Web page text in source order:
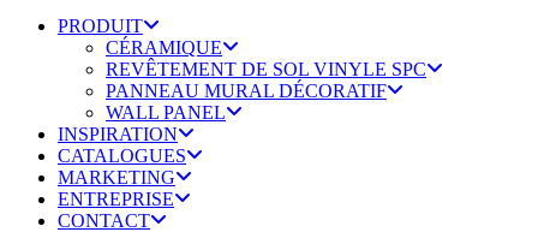
PRODUIT
CÉRAMIQUE
REVÊTEMENT DE SOL VINYLE SPC
PANNEAU MURAL DÉCORATIF
WALL PANEL
INSPIRATION
CATALOGUES
MARKETING
ENTREPRISE
CONTACT